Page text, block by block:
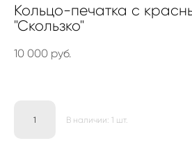
Кольцо-печатка с
"Скользко"
10 000 pуб.
В наличии: 1 шт.